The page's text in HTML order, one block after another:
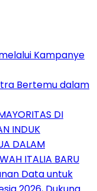
Kampanye
Bertemu dalam
DI
INDUK
DALAM
ITALIA BARU
Data untuk